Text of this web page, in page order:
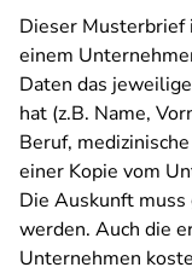
Dieser Musterbrief
einem
Daten das
hat (z.B. Name,
Beruf,
einer Kopie vom
Die Auskunft
werden. Auch die
Unternehmen